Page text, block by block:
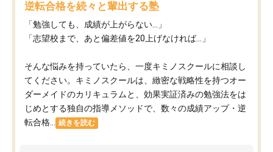
逆転合格を続々と輩出する塾
「勉強しても、成績が上がらない…」
「志望校まで、あと偏差値を20上げなければ…」
そんな悩みを持っていたら、一度キミノスクールに相談し
てください。キミノスクールは、緻密な戦略性を持つオー
ダーメイドのカリキュラムと、効果実証済みの勉強法をは
じめとする独自の指導メソッドで、数々の成績アップ・逆
転合格...
続きを読む